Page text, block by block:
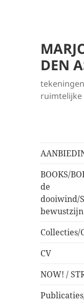
DEN
ruimtelijke
BOOKS/
de
dooiwind/
Collecties/
CV
NOW! /